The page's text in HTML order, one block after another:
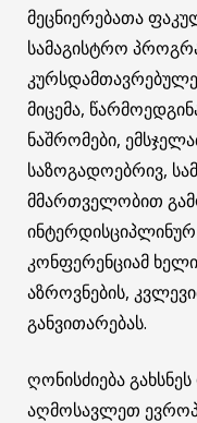
მეცნიერებათა
სამაგისტრო
მიცემა,
ნაშრომები,
საზოგადოებრივ,
მმართველობით
ინტერდისციპლინურ
კონფერენციამ
აზროვნების,
განვითარებას.
ღონისძიება
აღმოსავლეთ